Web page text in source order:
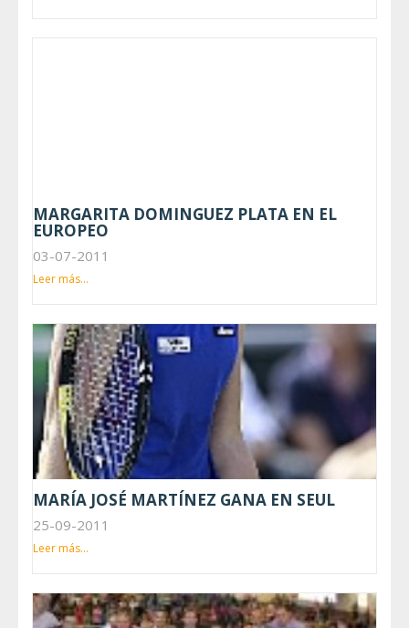
MARGARITA DOMINGUEZ PLATA EN EL
EUROPEO
03-07-2011
Leer más...
MARÍA JOSÉ MARTÍNEZ GANA EN SEUL
25-09-2011
Leer más...